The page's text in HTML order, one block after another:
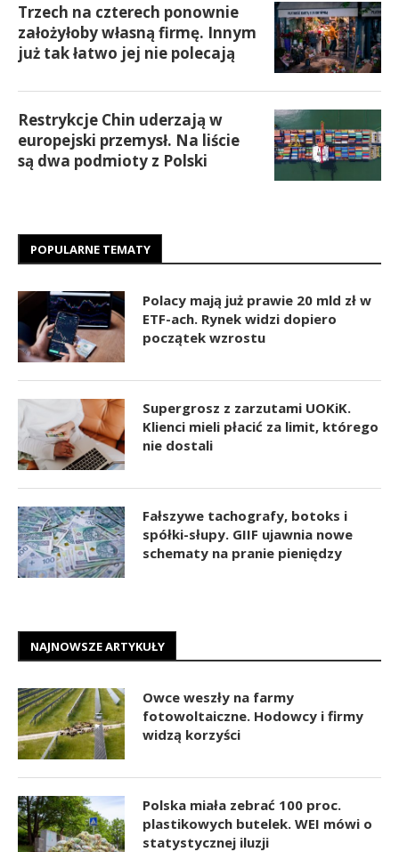
Trzech na czterech ponownie
założyłoby własną firmę. Innym
już tak łatwo jej nie polecają
Restrykcje Chin uderzają w
europejski przemysł. Na liście
są dwa podmioty z Polski
POPULARNE TEMATY
Polacy mają już prawie 20 mld zł w
ETF-ach. Rynek widzi dopiero
początek wzrostu
Supergrosz z zarzutami UOKiK.
Klienci mieli płacić za limit, którego
nie dostali
Fałszywe tachografy, botoks i
spółki-słupy. GIIF ujawnia nowe
schematy na pranie pieniędzy
NAJNOWSZE ARTYKUŁY
Owce weszły na farmy
fotowoltaiczne. Hodowcy i firmy
widzą korzyści
Polska miała zebrać 100 proc.
plastikowych butelek. WEI mówi o
statystycznej iluzji